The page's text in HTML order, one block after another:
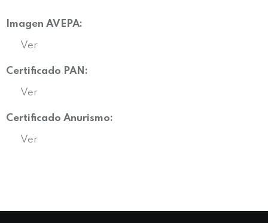
Imagen AVEPA:
Ver
Certificado PAN:
Ver
Certificado Anurismo:
Ver